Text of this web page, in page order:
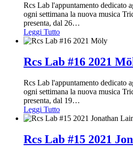
Rcs Lab l'appuntamento dedicato
ogni settimana la nuova musica
presenta, dal 26…
Leggi Tutto
Rcs Lab #16 2021
Rcs Lab l'appuntamento dedicato
ogni settimana la nuova musica
presenta, dal 19…
Leggi Tutto
Rcs Lab #15 2021